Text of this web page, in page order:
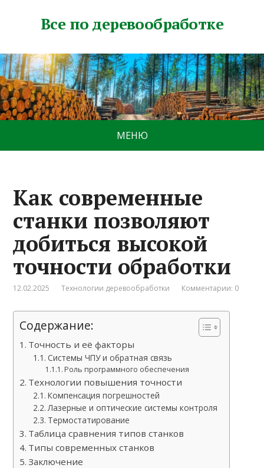
Все по деревообработке
МЕНЮ
Как современные
станки позволяют
добиться высокой
точности обработки
12.02.2025 Технологии деревообработки Комментарии: 0
Содержание:
Точность и её факторы
Системы ЧПУ и обратная связь
Роль программного обеспечения
Технологии повышения точности
Компенсация погрешностей
Лазерные и оптические системы контроля
Термостатирование
Таблица сравнения типов станков
Типы современных станков
Заключение